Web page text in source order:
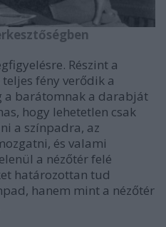
Részint a
fény verődik a
a barátomnak a darabját
hogy lehetetlen csak
a színpadra, az
és valami
a nézőtér felé
határozottan tud
hanem mint a nézőtér